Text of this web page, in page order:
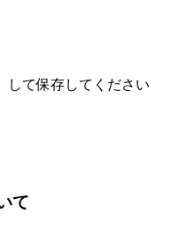
して保存してください
て